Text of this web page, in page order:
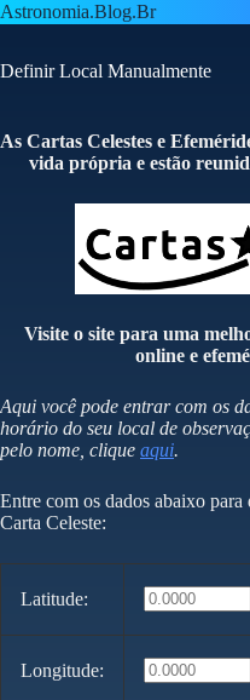
Pular
para
conteúdo
Astronomia.Blog.Br
Definir Local Manualmente
As Cartas Celestes e
vida própria e estão
Visite o site para uma
online e
Aqui você pode entrar com os
horário do seu local de
pelo nome, clique aqui.
Entre com os dados abaixo
Carta Celeste:
Latitude:
Longitude: